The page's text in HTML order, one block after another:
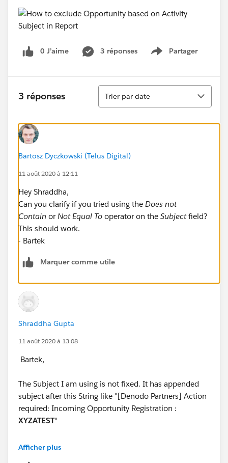
0 J’aime 3 réponses Partager
Show menu
3 réponses
Tri
Trier par date
Bartosz Dyczkowski (Telus Digital)
11 août 2020 à 12:11
Hey Shraddha,
Can you clarify if you tried using the Does not
Contain orNot Equal To operator on the Subjectfield?
This should work.
- Bartek
Marquer comme utile
Shraddha Gupta
11 août 2020 à 13:08
Bartek,
The Subject I am using is not fixed. It has appended
subject after this String like "[Denodo Partners] Action
required: Incoming Opportunity Registration :
XYZATEST"
Let me know what I need to implement here?
Afficher plus